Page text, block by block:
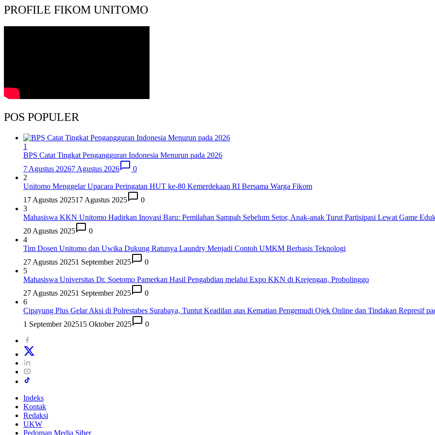
PROFILE FIKOM UNITOMO
POS POPULER
1
BPS Catat Tingkat Pengangguran Indonesia Menurun pada 2026
7 Agustus 20267 Agustus 2026
0
2
Unitomo Menggelar Upacara Peringatan HUT ke-80 Kemerdekaan RI Bersama Warga Fikom
17 Agustus 202517 Agustus 2025
0
3
Mahasiswa KKN Unitomo Hadirkan Inovasi Baru: Pemilahan Sampah Sebelum Setor, Anak-anak Turut Partisipasi Lewat Game
20 Agustus 2025
0
4
Tim Dosen Unitomo dan Uwika Dukung Ratunya Laundry Menjadi Contoh UMKM Berbasis Teknologi
27 Agustus 20251 September 2025
0
5
Mahasiswa Universitas Dr. Soetomo Pamerkan Hasil Pengabdian melalui Expo KKN di Krejengan, Probolinggo
27 Agustus 20251 September 2025
0
6
Cipayung Plus Gelar Aksi di Polrestabes Surabaya, Tuntut Keadilan atas Kematian Pengemudi Ojek Online dan Tindakan Represif
1 September 202515 Oktober 2025 0
Indeks
Kontak
Redaksi
UKW
Pedoman Media Siber